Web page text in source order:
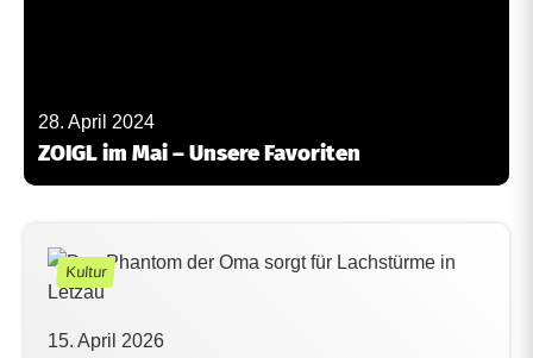
28. April 2024
ZOIGL im Mai – Unsere Favoriten
Kultur
15. April 2026